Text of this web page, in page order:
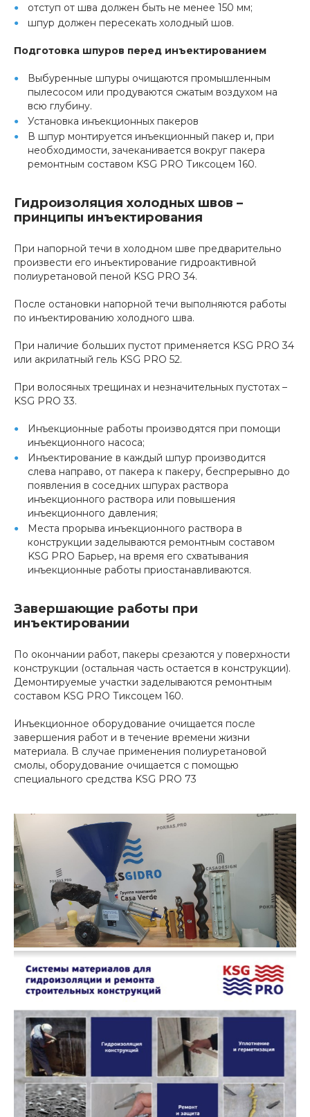
отступ от шва должен быть не менее 150 мм;
шпур должен пересекать холодный шов.
Подготовка шпуров перед инъектированием
Выбуренные шпуры очищаются промышленным
пылесосом или продуваются сжатым воздухом на
всю глубину.
Установка инъекционных пакеров
В шпур монтируется инъекционный пакер и, при
необходимости, зачеканивается вокруг пакера
ремонтным составом KSG PRO Тиксоцем 160.
Гидроизоляция холодных швов –
принципы инъектирования
При напорной течи в холодном шве предварительно
произвести его инъектирование гидроактивной
полиуретановой пеной KSG PRO 34.
После остановки напорной течи выполняются работы
по инъектированию холодного шва.
При наличие больших пустот применяется KSG PRO 34
или акрилатный гель KSG PRO 52.
При волосяных трещинах и незначительных пустотах –
KSG PRO 33.
Инъекционные работы производятся при помощи
инъекционного насоса;
Инъектирование в каждый шпур производится
слева направо, от пакера к пакеру, беспрерывно до
появления в соседних шпурах раствора
инъекционного раствора или повышения
инъекционного давления;
Места прорыва инъекционного раствора в
конструкции заделываются ремонтным составом
KSG PRO Барьер, на время его схватывания
инъекционные работы приостанавливаются.
Завершающие работы при
инъектировании
По окончании работ, пакеры срезаются у поверхности
конструкции (остальная часть остается в конструкции).
Демонтируемые участки заделываются ремонтным
составом KSG PRO Тиксоцем 160.
Инъекционное оборудование очищается после
завершения работ и в течение времени жизни
материала. В случае применения полиуретановой
смолы, оборудование очищается с помощью
специального средства KSG PRO 73